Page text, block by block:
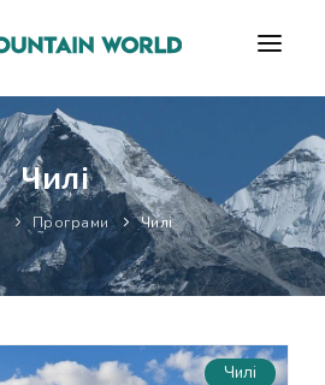
Чилі
Програми Чилі
Чилі